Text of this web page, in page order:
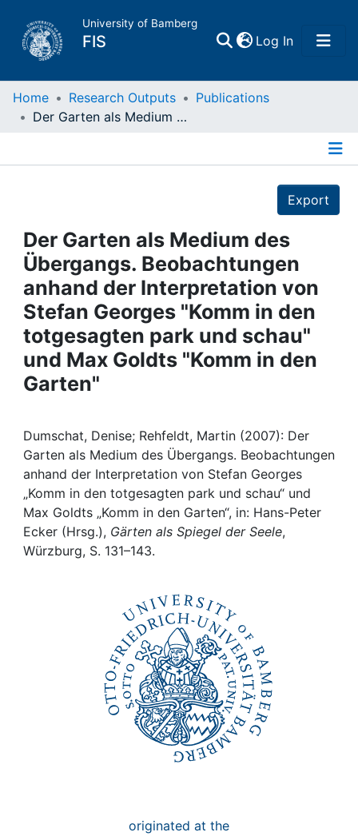
University of Bamberg
FIS Log In(current)
Home
Projects
People
Institutions
Awards
Help
Home Research Outputs
Publications
Der Garten als Medium des Übergangs. Beobachtungen anhand der Interpretation von Stefan Georges "Komm in den totgesagten park und schau" und Max Goldts "Komm in den Garten"
Export
Der Garten als Medium des
Übergangs. Beobachtungen
anhand der Interpretation von
Stefan Georges "Komm in den
totgesagten park und schau"
und Max Goldts "Komm in den
Garten"
Dumschat, Denise; Rehfeldt, Martin (2007): Der
Garten als Medium des Übergangs. Beobachtungen
anhand der Interpretation von Stefan Georges
„Komm in den totgesagten park und schau“ und
Max Goldts „Komm in den Garten“, in: Hans-Peter
Ecker (Hrsg.), Gärten als Spiegel der Seele,
Würzburg, S. 131–143.
originated at the